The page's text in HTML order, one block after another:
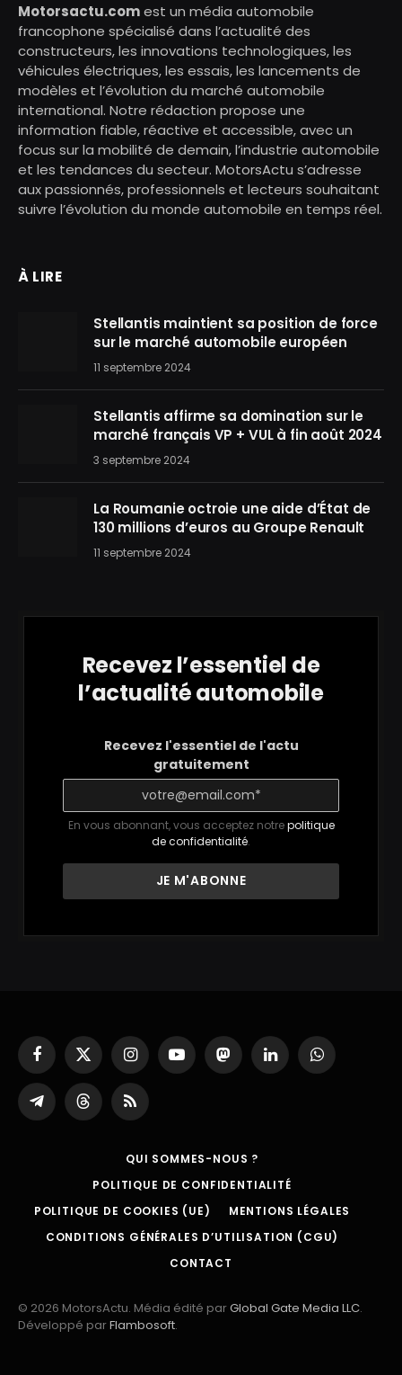
Motorsactu.comest un média automobile
francophone spécialisé dans l’actualité des
constructeurs, les innovations technologiques, les
véhicules électriques, les essais, les lancements de
modèles et l’évolution du marché automobile
international. Notre rédaction propose une
information fiable, réactive et accessible, avec un
focus sur la mobilité de demain, l’industrie automobile
et les tendances du secteur. MotorsActu s’adresse
aux passionnés, professionnels et lecteurs souhaitant
suivre l’évolution du monde automobile en temps réel.
À LIRE
Stellantis maintient sa position de force
sur le marché automobile européen
11 septembre 2024
Stellantis affirme sa domination sur le
marché français VP + VUL à fin août 2024
3 septembre 2024
La Roumanie octroie une aide d’État de
130 millions d’euros au Groupe Renault
11 septembre 2024
Recevez l’essentiel de
l’actualité automobile
Recevez l'essentiel de l'actu
gratuitement
En vous abonnant, vous acceptez notrepolitique
de confidentialité.
Facebook
X
(Twitter)
InstagramYouTubeMastodonLinkedInWhatsApp
Partager
sur
ThreadsRSS
QUI SOMMES-NOUS ?
POLITIQUE DE CONFIDENTIALITÉ
POLITIQUE DE COOKIES (UE)
MENTIONS LÉGALES
CONDITIONS GÉNÉRALES D’UTILISATION (CGU)
CONTACT
© 2026 MotorsActu. Média édité parGlobal Gate Media LLC.
Développé parFlambosoft.